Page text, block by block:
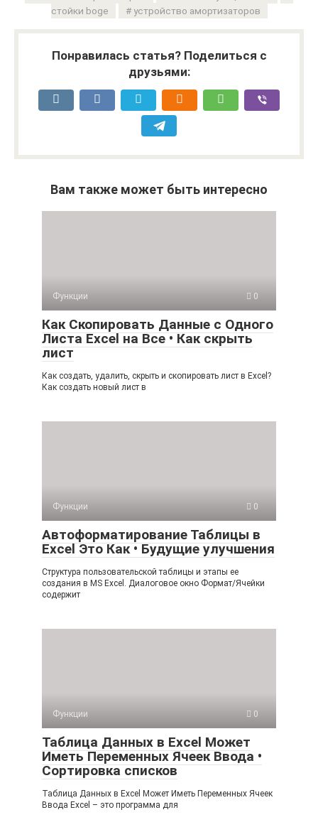
стойки boge
устройство амортизаторов
Понравилась статья? Поделиться с
друзьями:
Вам также может быть интересно
Функции 0
Как Скопировать Данные с Одного
Листа Excel на Все • Как скрыть
лист
Как создать, удалить, скрыть и скопировать лист в Excel?
Как создать новый лист в
Функции 0
Автоформатирование Таблицы в
Excel Это Как • Будущие улучшения
Структура пользовательской таблицы и этапы ее
создания в MS Excel. Диалоговое окно Формат/Ячейки
содержит
Функции 0
Таблица Данных в Excel Может
Иметь Переменных Ячеек Ввода •
Сортировка списков
Таблица Данных в Excel Может Иметь Переменных Ячеек
Ввода Excel – это программа для